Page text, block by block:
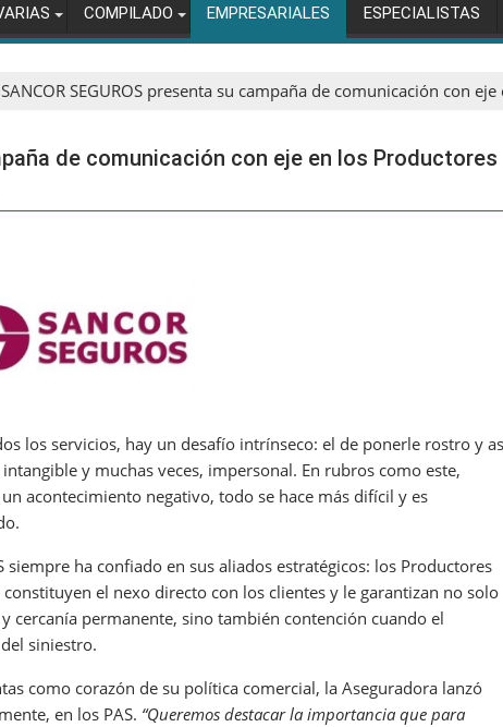
COMPILADO EMPRESARIALES ESPECIALISTAS
SANCOR SEGUROS presenta su campaña de comunicación con
de comunicación con eje en los Productores
los servicios, hay un desafío intrínseco: el de ponerle rostro y
y muchas veces, impersonal. En rubros como este,
acontecimiento negativo, todo se hace más difícil y es
siempre ha confiado en sus aliados estratégicos: los Productores
el nexo directo con los clientes y le garantizan no solo
cercanía permanente, sino también contención cuando el
siniestro.
como corazón de su política comercial, la Aseguradora lanzó
en los PAS. “Queremos destacar la importancia que para